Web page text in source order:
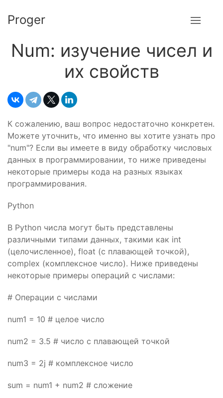
Proger
Num: изучение чисел и
их свойств
К сожалению, ваш вопрос недостаточно конкретен.
Можете уточнить, что именно вы хотите узнать про
"num"? Если вы имеете в виду обработку числовых
данных в программировании, то ниже приведены
некоторые примеры кода на разных языках
программирования.
Python
В Python числа могут быть представлены
различными типами данных, такими как int
(целочисленное), float (с плавающей точкой),
complex (комплексное число). Ниже приведены
некоторые примеры операций с числами:
# Операции с числами
num1 = 10 # целое число
num2 = 3.5 # число с плавающей точкой
num3 = 2j # комплексное число
sum = num1 + num2 # сложение